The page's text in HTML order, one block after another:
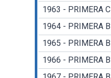
1963 - PRIMERA C
1964 - PRIMERA B
1965 - PRIMERA B
1966 - PRIMERA B